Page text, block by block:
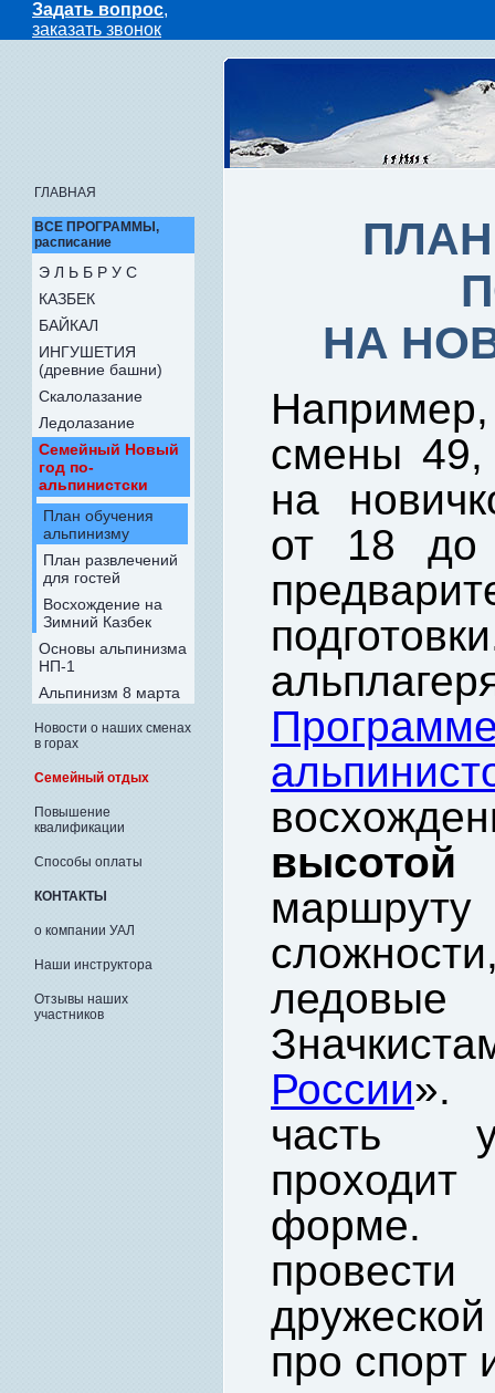
Задать вопрос,
заказать звонок
ГЛАВНАЯ
ВСЕ ПРОГРАММЫ,
расписание
Э Л Ь Б Р У С
КАЗБЕК
БАЙКАЛ
ИНГУШЕТИЯ
(древние башни)
Скалолазание
Ледолазание
Семейный Новый
год по-
альпинистски
План обучения
альпинизму
План развлечений
для гостей
Восхождение на
Зимний Казбек
Основы альпинизма
НП-1
Альпинизм 8 марта
Новости о наших сменах
в горах
Семейный отдых
Повышение
квалификации
Способы оплаты
КОНТАКТЫ
о компании УАЛ
Наши инструктора
Отзывы наших
участников
НА
смены 49,
на
от 18 до
высотой
России».
часть
проходит
форме.
про спорт